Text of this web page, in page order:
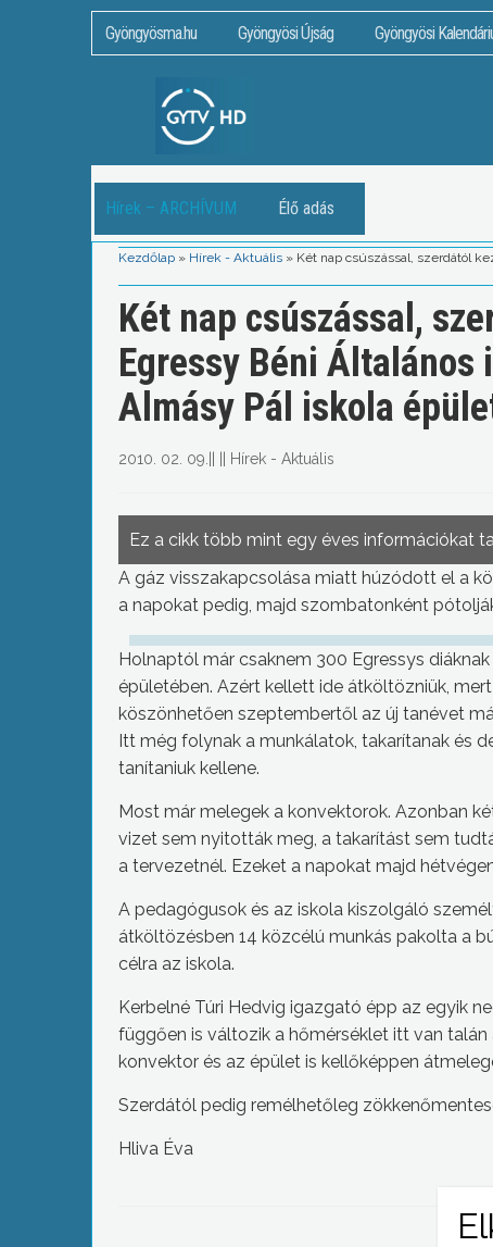
Gyöngyösma.hu Gyöngyösi Újság Gyöngyösi
Hírek – ARCHÍVUM Élő adás
Kezdőlap » Hírek - Aktuális » Két nap csúszással, szerdától
Két nap csúszással,
Egressy Béni
Almásy Pál iskola
2010. 02. 09. Hírek - Aktuális
Ez a cikk több mint egy éves információkat
A gáz visszakapcsolása miatt húzódott el a
a napokat pedig, majd szombatonként
Holnaptól már csaknem 300 Egressys
épületében. Azért kellett ide átköltözniük,
köszönhetően szeptembertől az új tanévet
Itt még folynak a munkálatok, takarítanak és
tanítaniuk kellene.
Most már melegek a konvektorok. Azonban
vizet sem nyitották meg, a takarítást sem
a tervezetnél. Ezeket a napokat majd
A pedagógusok és az iskola kiszolgáló
átköltözésben 14 közcélú munkás pakolta a
célra az iskola.
Kerbelné Túri Hedvig igazgató épp az egyik
függően is változik a hőmérséklet itt van
konvektor és az épület is kellőképpen
Szerdától pedig remélhetőleg
Hliva Éva